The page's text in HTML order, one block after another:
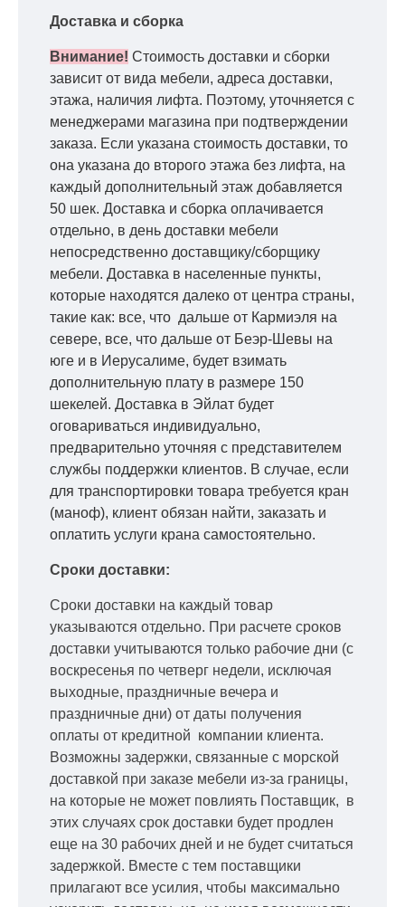
Доставка и сборка
Внимание! Стоимость доставки и сборки
зависит от вида мебели, адреса доставки,
этажа, наличия лифта. Поэтому, уточняется с
менеджерами магазина при подтверждении
заказа. Если указана стоимость доставки, то
она указана до второго этажа без лифта, на
каждый дополнительный этаж добавляется
50 шек. Доставка и сборка оплачивается
отдельно, в день доставки мебели
непосредственно доставщику/сборщику
мебели. Доставка в населенные пункты,
которые находятся далеко от центра страны,
такие как: все, что дальше от Кармиэля на
севере, все, что дальше от Беэр-Шевы на
юге и в Иерусалиме, будет взимать
дополнительную плату в размере 150
шекелей. Доставка в Эйлат будет
оговариваться индивидуально,
предварительно уточняя с представителем
службы поддержки клиентов. В случае, если
для транспортировки товара требуется кран
(маноф), клиент обязан найти, заказать и
оплатить услуги крана самостоятельно.
Сроки доставки:
Сроки доставки на каждый товар
указываются отдельно. При расчете сроков
доставки учитываются только рабочие дни (с
воскресенья по четверг недели, исключая
выходные, праздничные вечера и
праздничные дни) от даты получения
оплаты от кредитной компании клиента.
Возможны задержки, связанные с морской
доставкой при заказе мебели из-за границы,
на которые не может повлиять Поставщик, в
этих случаях срок доставки будет продлен
еще на 30 рабочих дней и не будет считаться
задержкой. Вместе с тем поставщики
прилагают все усилия, чтобы максимально